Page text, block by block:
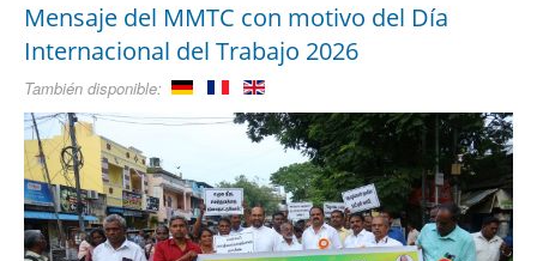
Mensaje del MMTC con motivo del Día
Internacional del Trabajo 2026
También disponible: